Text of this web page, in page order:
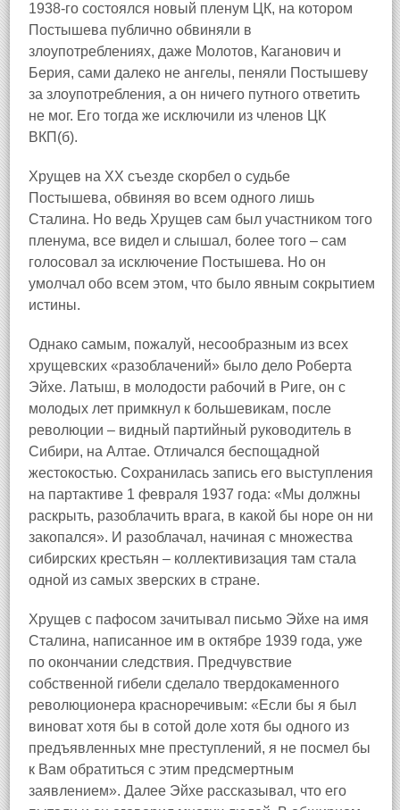
1938‑го состоялся новый пленум ЦК, на котором
Постышева публично обвиняли в
злоупотреблениях, даже Молотов, Каганович и
Берия, сами далеко не ангелы, пеняли Постышеву
за злоупотребления, а он ничего путного ответить
не мог. Его тогда же исключили из членов ЦК
ВКП(б).
Хрущев на XX съезде скорбел о судьбе
Постышева, обвиняя во всем одного лишь
Сталина. Но ведь Хрущев сам был участником того
пленума, все видел и слышал, более того – сам
голосовал за исключение Постышева. Но он
умолчал обо всем этом, что было явным сокрытием
истины.
Однако самым, пожалуй, несообразным из всех
хрущевских «разоблачений» было дело Роберта
Эйхе. Латыш, в молодости рабочий в Риге, он с
молодых лет примкнул к большевикам, после
революции – видный партийный руководитель в
Сибири, на Алтае. Отличался беспощадной
жестокостью. Сохранилась запись его выступления
на партактиве 1 февраля 1937 года: «Мы должны
раскрыть, разоблачить врага, в какой бы норе он ни
закопался». И разоблачал, начиная с множества
сибирских крестьян – коллективизация там стала
одной из самых зверских в стране.
Хрущев с пафосом зачитывал письмо Эйхе на имя
Сталина, написанное им в октябре 1939 года, уже
по окончании следствия. Предчувствие
собственной гибели сделало твердокаменного
революционера красноречивым: «Если бы я был
виноват хотя бы в сотой доле хотя бы одного из
предъявленных мне преступлений, я не посмел бы
к Вам обратиться с этим предсмертным
заявлением». Далее Эйхе рассказывал, что его